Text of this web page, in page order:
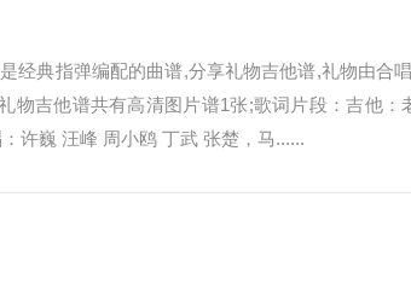
经典指弹编配的曲谱,分享礼物吉他谱,礼物由合
物吉他谱共有高清图片谱1张;歌词片段：吉他：
许巍 汪峰 周小鸥 丁武 张楚，马......